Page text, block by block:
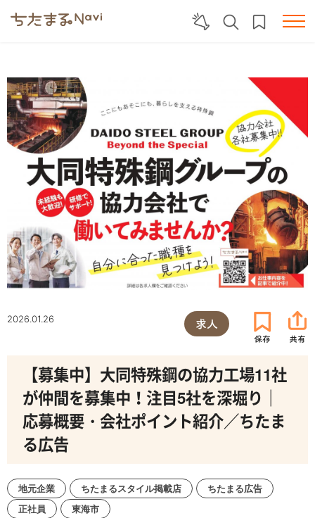
2026.01.26 求人
【募集中】大同特殊鋼の協力工場11社
が仲間を募集中！注目5社を深堀り｜
応募概要・会社ポイント紹介／ちたま
る広告
地元企業 ちたまるスタイル掲載店
ちたまる広告
正社員
東海市